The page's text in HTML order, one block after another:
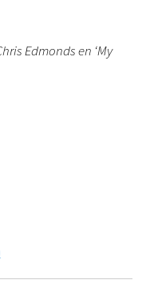
Edmonds en ‘My